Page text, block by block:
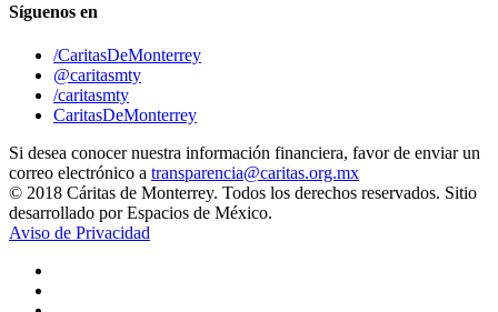
Síguenos en
/CaritasDeMonterrey
@caritasmty
/caritasmty
CaritasDeMonterrey
Si desea conocer nuestra información financiera, favor de enviar un
correo electrónico a transparencia@caritas.org.mx
© 2018 Cáritas de Monterrey. Todos los derechos reservados. Sitio
desarrollado por Espacios de México.
Aviso de Privacidad